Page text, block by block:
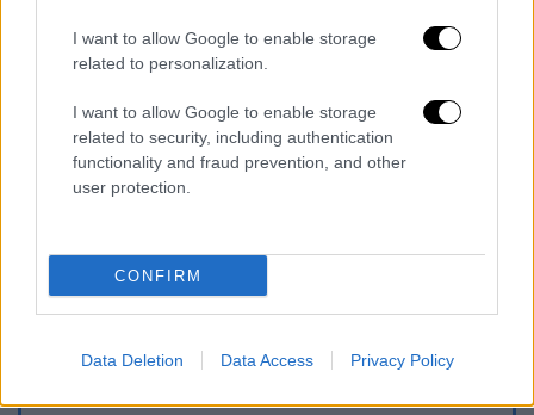
I want to allow Google to enable storage
related to personalization.
I want to allow Google to enable storage
related to security, including authentication
functionality and fraud prevention, and other
user protection.
CONFIRM
Data Deletion Data Access Privacy Policy
ΕΘΝΟΣ θα παρεμβαίνει και τα προσβλητικά σχόλια θα
διαγράφονται